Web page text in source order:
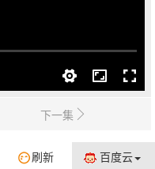
下一集
百度云
刷新